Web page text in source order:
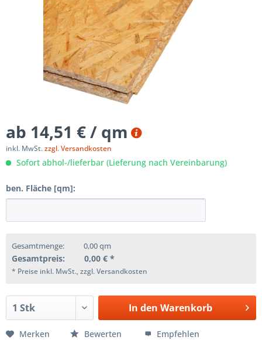
ab 14,51 € / qm
inkl. MwSt.zzgl. Versandkosten
Sofort abhol-/lieferbar (Lieferung nach Vereinbarung)
ben. Fläche [qm]:
Gesamtmenge: 0,00qm
Gesamtpreis: 0,00 € *
* Preise inkl. MwSt., zzgl. Versandkosten
In den Warenkorb
Merken Bewerten Empfehlen